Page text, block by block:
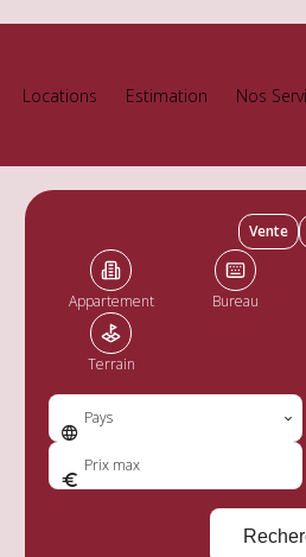
Locations Estimation Nos
Vente
Appartement Bureau
Terrain
Pays